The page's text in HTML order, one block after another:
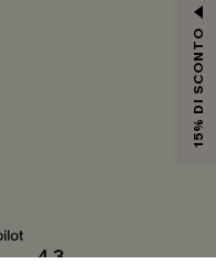
4.3
15% DI SCONTO